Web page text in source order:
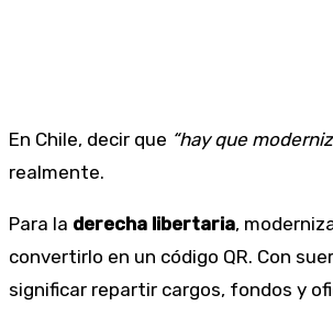
En Chile, decir que “hay que
realmente.
Para la derecha libertaria,
convertirlo en un código QR. Con
significar repartir cargos, fondos y